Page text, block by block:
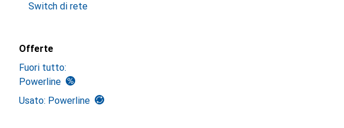
Switch di rete
Offerte
Fuori tutto:
Powerline
Usato: Powerline